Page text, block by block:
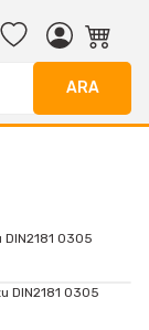
ARA
DIN2181 0305